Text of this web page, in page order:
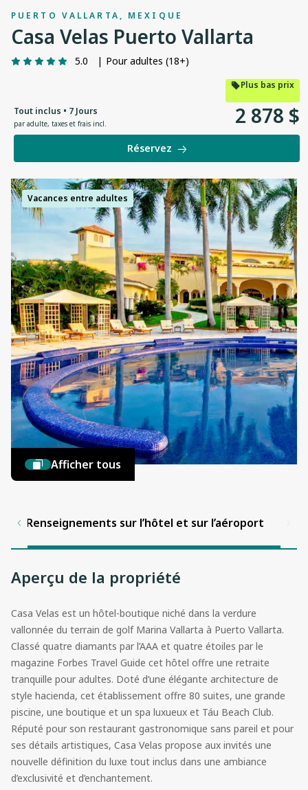
PUERTO VALLARTA, MEXIQUE
Casa Velas Puerto Vallarta
5.0 | Pour adultes (18+)
Plus bas prix
Tout inclus • 7 Jours
par adulte, taxes et frais incl. 2 878 $
Réservez
Vacances entre adultes
Afficher tous
Renseignements sur l’hôtel et sur l’aéroport
Aperçu de la propriété
Casa Velas est un hôtel-boutique niché dans la verdure
vallonnée du terrain de golf Marina Vallarta à Puerto Vallarta.
Classé quatre diamants par l’AAA et quatre étoiles par le
magazine Forbes Travel Guide cet hôtel offre une retraite
tranquille pour adultes. Doté d’une élégante architecture de
style hacienda, cet établissement offre 80 suites, une grande
piscine, une boutique et un spa luxueux et Táu Beach Club.
Réputé pour son restaurant gastronomique sans pareil et pour
ses détails artistiques, Casa Velas propose aux invités une
nouvelle définition du luxe tout inclus dans une ambiance
d’exclusivité et d’enchantement.